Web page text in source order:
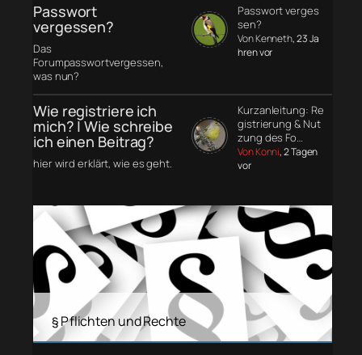
Passwort
vergessen?
Das
Forumpasswortvergessen,
was nun?
Passwort verges
sen?
Von Kenneth, 23 Ja
hren vor
Wie registriere ich
mich? | Wie schreibe
ich einen Beitrag?
hier wird erklärt, wie es geht.
Kurzanleitung: Re
gistrierung & Nut
zung des Fo…
Von Konni, 2 Tagen
vor
§ Pflichten und Rechte